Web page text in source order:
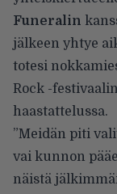
Funeralin
jälkeen yhtye
totesi
Rock -
haastattelussa.
”Meidän piti
vai kunnon
näistä